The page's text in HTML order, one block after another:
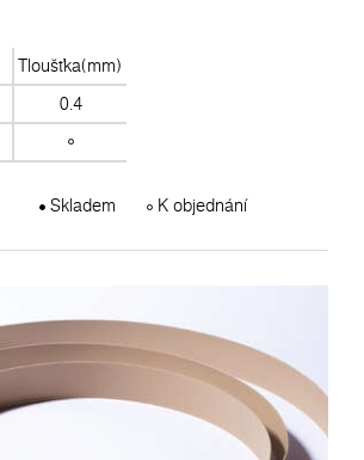
Tloušťka(mm)
0.4
Skladem K objednání